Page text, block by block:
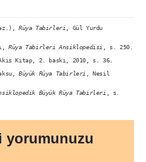
Rüya Tabirleri , Gül Yurdu
Rüya Tabirleri Ansiklopedisi , s. 250.
Kitap, 2. baskı, 2010, s. 36.
Büyük Rüya Tabirleri , Nesil
Büyük Rüya Tabirleri , s.